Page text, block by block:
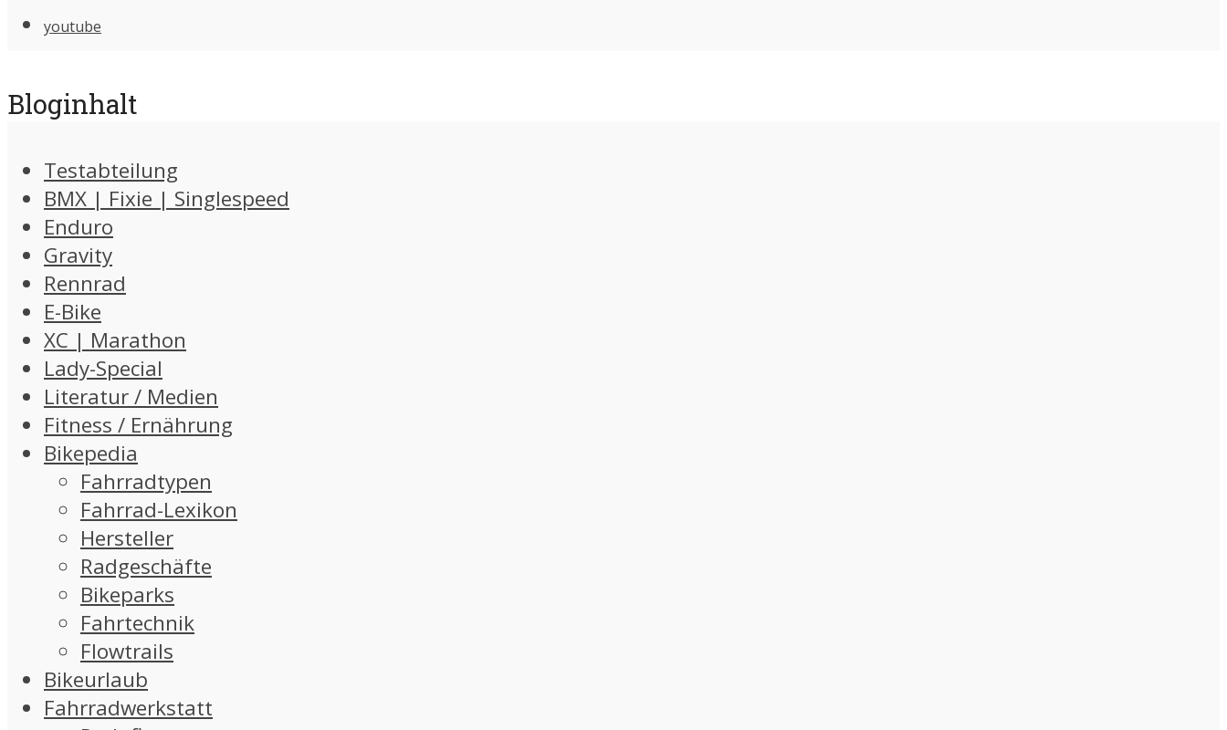
youtube
Bloginhalt
Testabteilung
BMX | Fixie | Singlespeed
Enduro
Gravity
Rennrad
E-Bike
XC | Marathon
Lady-Special
Literatur / Medien
Fitness / Ernährung
Bikepedia
Fahrradtypen
Fahrrad-Lexikon
Hersteller
Radgeschäfte
Bikeparks
Fahrtechnik
Flowtrails
Bikeurlaub
Fahrradwerkstatt